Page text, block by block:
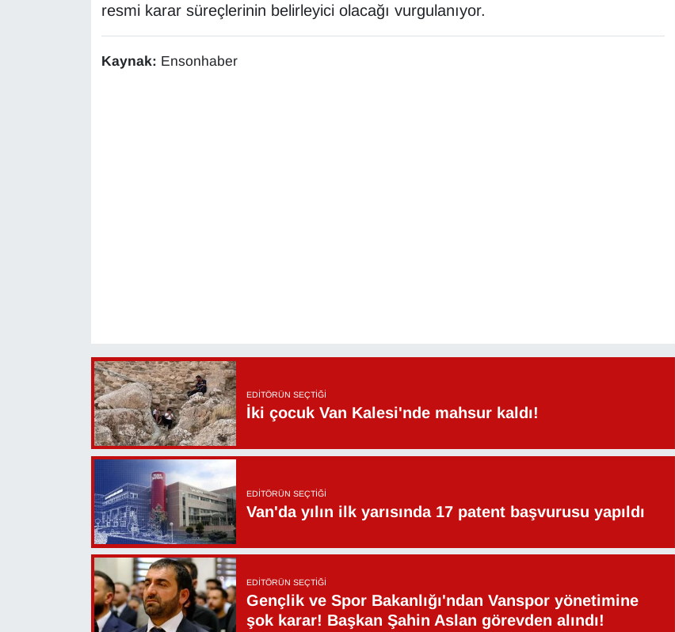
resmi karar süreçlerinin belirleyici olacağı vurgulanıyor.
Kaynak: Ensonhaber
EDITÖRÜN SEÇTIĞI
İki çocuk Van Kalesi'nde mahsur kaldı!
EDITÖRÜN SEÇTIĞI
Van'da yılın ilk yarısında 17 patent başvurusu yapıldı
EDITÖRÜN SEÇTIĞI
Gençlik ve Spor Bakanlığı'ndan Vanspor yönetimine
şok karar! Başkan Şahin Aslan görevden alındı!